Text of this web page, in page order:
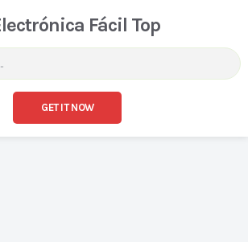
Fácil Top
GET IT NOW